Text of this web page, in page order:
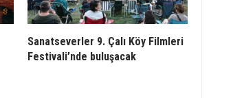
Sanatseverler 9. Çalı Köy Filmleri
Festivali’nde buluşacak